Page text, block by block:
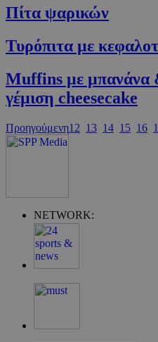
Πίτα ψαρικών
Τυρόπιτα με
Muffins με μπανάνα
γέμιση cheesecake
Προηγούμενη12 13 14 15 16
NETWORK:
takeOverCookie
Google Privacy